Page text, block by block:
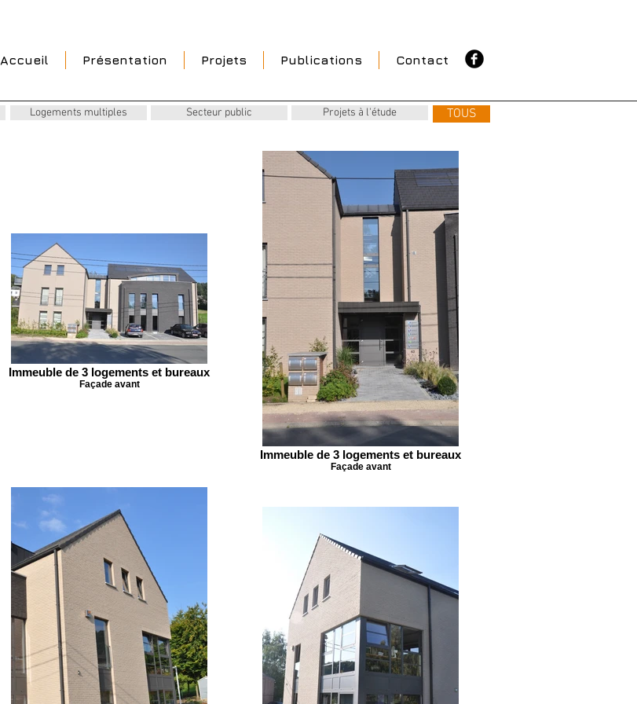
Accueil Présentation Projets Publications Contact
Logements multiples Secteur public Projets à l'étude TOUS
Immeuble de 3 logements et bureaux
Façade avant
Immeuble de 3 logements et bureaux
Façade avant